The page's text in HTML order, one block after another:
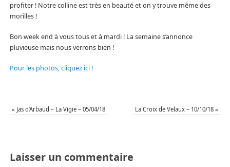
profiter ! Notre colline est très en beauté et on y trouve même des
morilles !
Bon week end à vous tous et à mardi ! La semaine s’annonce
pluvieuse mais nous verrons bien !
Pour les photos, cliquez ici !
« Jas d’Arbaud – La Vigie – 05/04/18 La Croix de Velaux – 10/10/18»
Laisser un commentaire